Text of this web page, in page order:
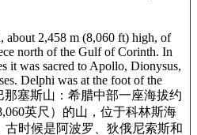
about 2,458 m (8,060 ft) high, of
north of the Gulf of Corinth. In
it was sacred to Apollo, Dionysus,
Delphi was at the foot of the
那塞斯山：希腊中部一座海拔约
英尺）的山，位于科林斯海
古时候是阿波罗、狄俄尼索斯和